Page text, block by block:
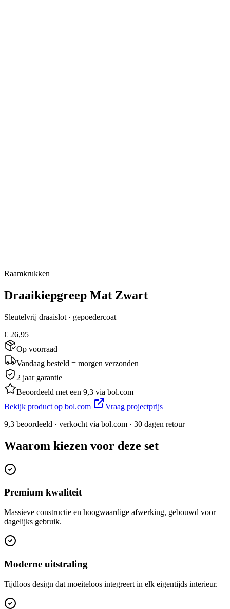
Raamkrukken
Draaikiepgreep Mat Zwart
Sleutelvrij draaislot · gepoedercoat
€ 26,95
Op voorraad
Vandaag besteld = morgen verzonden
2 jaar garantie
Beoordeeld met een 9,3 via bol.com
Bekijk product op bol.com
Vraag projectprijs
9,3 beoordeeld · verkocht via bol.com · 30 dagen retour
Waarom kiezen voor deze set
Premium kwaliteit
Massieve constructie en hoogwaardige afwerking, gebouwd voor
dagelijks gebruik.
Moderne uitstraling
Tijdloos design dat moeiteloos integreert in elk eigentijds interieur.